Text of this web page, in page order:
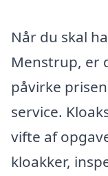
Når du skal
Menstrup, er
påvirke
service.
vifte af
kloakker,